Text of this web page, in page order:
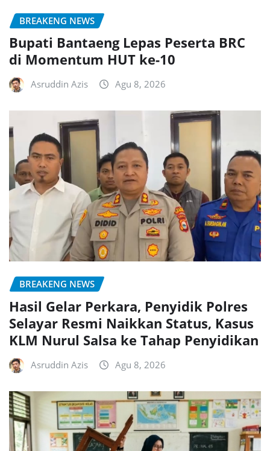
BREAKENG NEWS
Bupati Bantaeng Lepas Peserta BRC
di Momentum HUT ke-10
Asruddin Azis Agu 8, 2026
BREAKENG NEWS
Hasil Gelar Perkara, Penyidik Polres
Selayar Resmi Naikkan Status, Kasus
KLM Nurul Salsa ke Tahap Penyidikan
Asruddin Azis Agu 8, 2026